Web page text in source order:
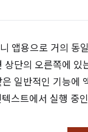
앱용으로 거의 동
상단의 오른쪽에
일반적인 기능에
스트에서 실행 중